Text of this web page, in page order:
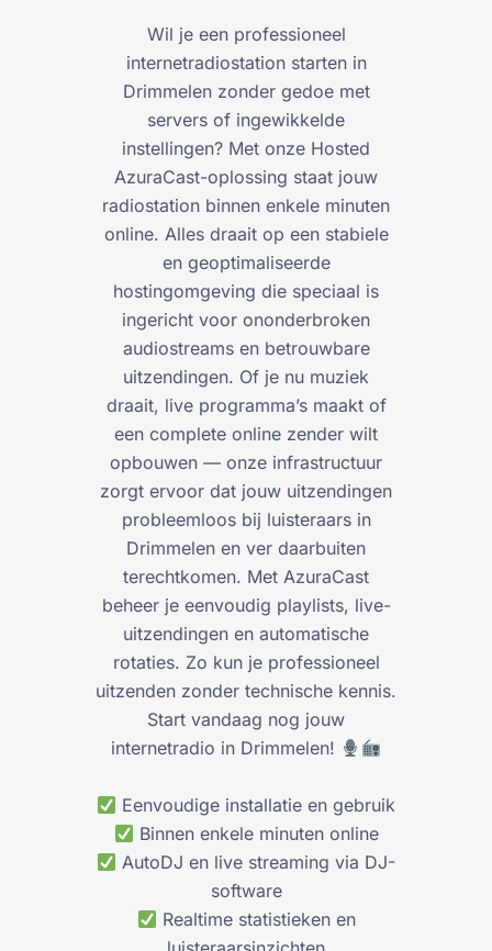
Wil je een professioneel
internetradiostation starten in
Drimmelen zonder gedoe met
servers of ingewikkelde
instellingen? Met onze Hosted
AzuraCast-oplossing staat jouw
radiostation binnen enkele minuten
online. Alles draait op een stabiele
en geoptimaliseerde
hostingomgeving die speciaal is
ingericht voor ononderbroken
audiostreams en betrouwbare
uitzendingen. Of je nu muziek
draait, live programma’s maakt of
een complete online zender wilt
opbouwen — onze infrastructuur
zorgt ervoor dat jouw uitzendingen
probleemloos bij luisteraars in
Drimmelen en ver daarbuiten
terechtkomen. Met AzuraCast
beheer je eenvoudig playlists, live-
uitzendingen en automatische
rotaties. Zo kun je professioneel
uitzenden zonder technische kennis.
Start vandaag nog jouw
internetradio in Drimmelen!
Eenvoudige installatie en gebruik
Binnen enkele minuten online
AutoDJ en live streaming via DJ-
software
Realtime statistieken en